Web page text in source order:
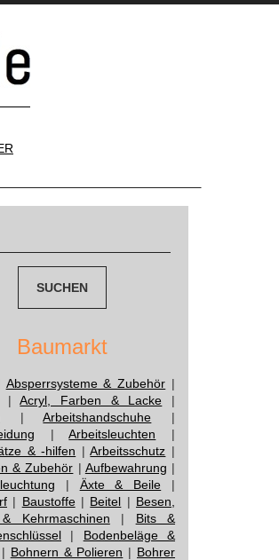
Baumarkt
Absperrsysteme & Zubehör |
|Acryl, Farben & Lacke |
|Arbeitshandschuhe |
|Arbeitsleuchten |
& -hilfen |Arbeitsschutz |
& Zubehör | Aufbewahrung |
| Äxte & Beile |
| Baustoffe| Beitel | Besen,
Kehrmaschinen | Bits &
| Bodenbeläge &
| Bohnern & Polieren | Bohrer